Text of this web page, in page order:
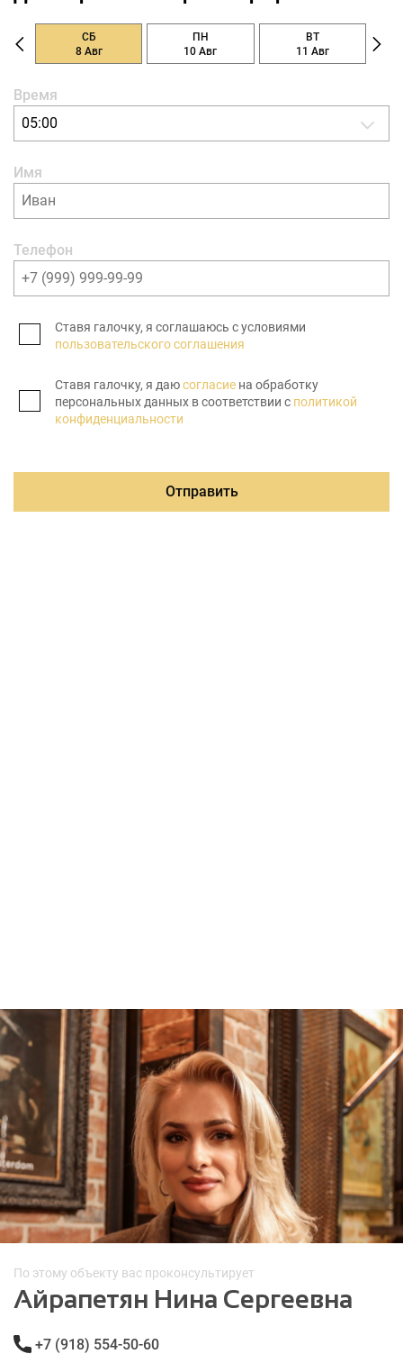
СБ
8 Авг
ПН
10 Авг
ВТ
11 Авг
Время
05:00
Имя
Телефон
Ставя галочку, я соглашаюсь с условиями
пользовательского соглашения
Ставя галочку, я даюсогласие на обработку
персональных данных в соответствии с политикой
конфиденциальности
Отправить
По этому объекту вас проконсультирует
Айрапетян Нина Сергеевна
+7 (918) 554-50-60